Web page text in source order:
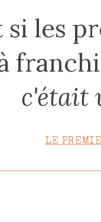
si les
c'était
LE